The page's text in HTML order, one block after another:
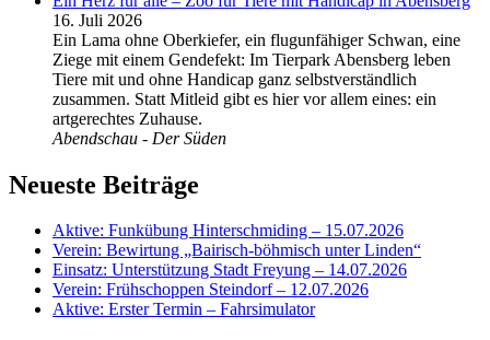
16. Juli 2026
Ein Lama ohne Oberkiefer, ein flugunfähiger Schwan, eine
Ziege mit einem Gendefekt: Im Tierpark Abensberg leben
Tiere mit und ohne Handicap ganz selbstverständlich
zusammen. Statt Mitleid gibt es hier vor allem eines: ein
artgerechtes Zuhause.
Abendschau - Der Süden
Neueste Beiträge
Aktive: Funkübung Hinterschmiding – 15.07.2026
Verein: Bewirtung „Bairisch-böhmisch unter Linden“
Einsatz: Unterstützung Stadt Freyung – 14.07.2026
Verein: Frühschoppen Steindorf – 12.07.2026
Aktive: Erster Termin – Fahrsimulator